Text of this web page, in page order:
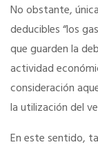
Servicios
Ventajas
No obstante,
deducibles “los
que guarden la
actividad
consideración
la utilización del
En este sentido,